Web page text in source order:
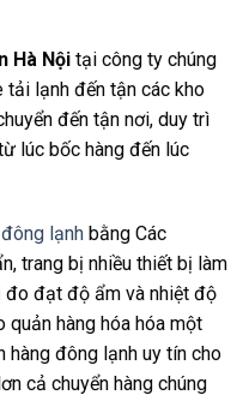
Hà Nội tại công ty chúng
lạnh đến tận các kho
đến tận nơi, duy trì
lúc bốc hàng đến lúc
lạnh bằng Các
trang bị nhiều thiết bị làm
đo đạt độ ẩm và nhiệt độ
quản hàng hóa hóa một
hàng đông lạnh uy tín cho
cả chuyển hàng chúng